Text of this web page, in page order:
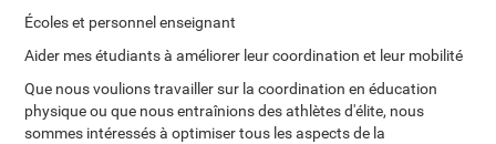
Écoles et personnel enseignant
Aider mes étudiants à améliorer leur coordination et leur mobilité
Que nous voulions travailler sur la coordination en éducation
physique ou que nous entraînions des athlètes d'élite, nous
sommes intéressés à optimiser tous les aspects de la